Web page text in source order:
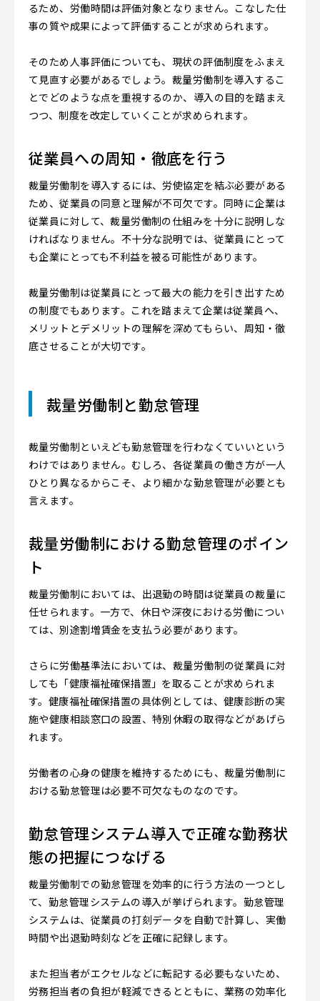
るため、労働時間は評価対象となりません。こなした仕
事の質や成果によって評価することが求められます。
そのため人事評価についても、現状の評価制度をふまえ
て見直す必要があるでしょう。裁量労働制を導入するこ
とでどのような点を重視するのか、導入の目的を踏まえ
つつ、制度を改定していくことが求められます。
従業員への周知・徹底を行う
裁量労働制を導入するには、労使協定を結ぶ必要がある
ため、従業員の同意と理解が不可欠です。同時に企業は
従業員に対して、裁量労働制の仕組みを十分に説明しな
ければなりません。不十分な説明では、従業員にとって
も企業にとっても不利益を被る可能性があります。
裁量労働制は従業員にとって最大の能力を引き出すため
の制度でもあります。これを踏まえて企業は従業員へ、
メリットとデメリットの理解を深めてもらい、周知・徹
底させることが大切です。
裁量労働制と勤怠管理
裁量労働制といえども勤怠管理を行わなくていいという
わけではありません。むしろ、各従業員の働き方が一人
ひとり異なるからこそ、より細かな勤怠管理が必要とも
言えます。
裁量労働制における勤怠管理のポイン
ト
裁量労働制においては、出退勤の時間は従業員の裁量に
任せられます。一方で、休日や深夜における労働につい
ては、別途割増賃金を支払う必要があります。
さらに労働基準法においては、裁量労働制の従業員に対
しても「健康福祉確保措置」を取ることが求められま
す。健康福祉確保措置の具体例としては、健康診断の実
施や健康相談窓口の設置、特別休暇の取得などがあげら
れます。
労働者の心身の健康を維持するためにも、裁量労働制に
おける勤怠管理は必要不可欠なものなのです。
勤怠管理システム導入で正確な勤務状
態の把握につなげる
裁量労働制での勤怠管理を効率的に行う方法の一つとし
て、勤怠管理システムの導入が挙げられます。勤怠管理
システムは、従業員の打刻データを自動で計算し、実働
時間や出退勤時刻などを正確に記録します。
また担当者がエクセルなどに転記する必要もないため、
労務担当者の負担が軽減できるとともに、業務の効率化